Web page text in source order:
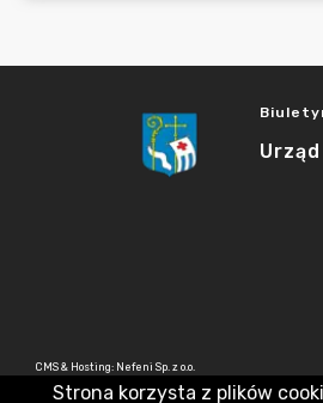
CMS & Hosting: Nefeni Sp. z o.o.
Strona korzysta z plików